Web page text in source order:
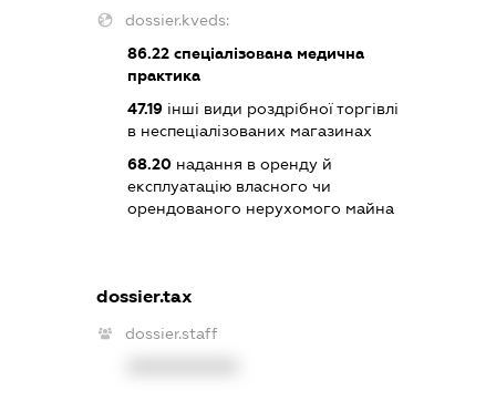
dossier.kveds:
86.22 спеціалізована медична
практика
47.19 інші види роздрібної торгівлі
в неспеціалізованих магазинах
68.20 надання в оренду й
експлуатацію власного чи
орендованого нерухомого майна
dossier.tax
dossier.staff